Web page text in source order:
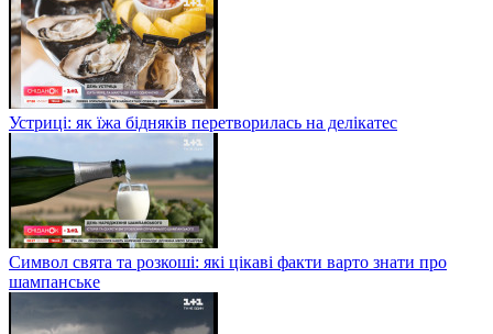
Устриці: як їжа бідняків перетворилась на делікатес
Символ свята та розкоші: які цікаві факти варто знати про
шампанське